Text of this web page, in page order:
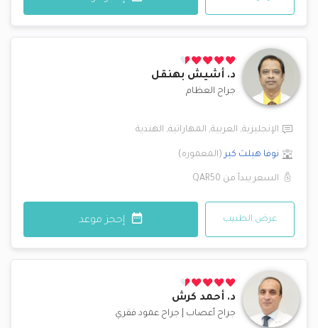
د. أشيش بهنقل
جراح العظام
الإنجليزية, العربية, المهاراتية, الهندية
نوفا هيلث كير (المعموره)
السعر يبدأ من QAR50
عرض الطبيب إحجز موعد
د. أحمد كرش
جراح أعصاب جراح عمود فقري